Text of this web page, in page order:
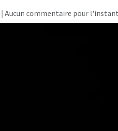
| Aucun commentaire pour l'instant